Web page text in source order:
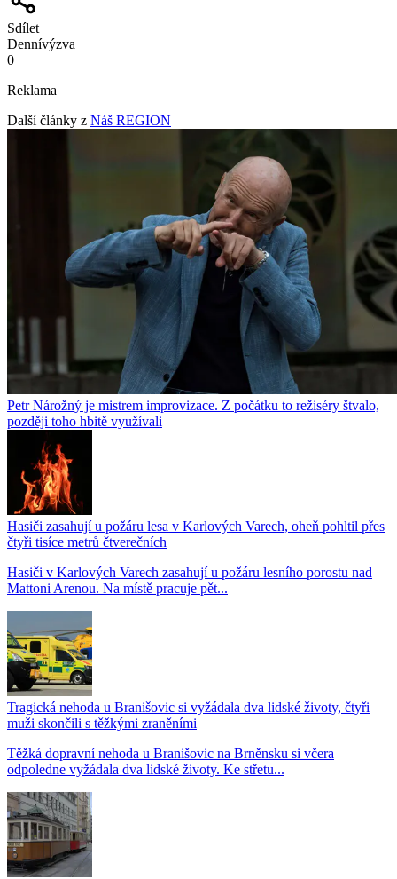
Sdílet
Dennívýzva
0
Reklama
Další články z Náš REGION
Petr Nárožný je mistrem improvizace. Z počátku to režiséry štvalo,
později toho hbitě využívali
Hasiči zasahují u požáru lesa v Karlových Varech, oheň pohltil přes
čtyři tisíce metrů čtverečních
Hasiči v Karlových Varech zasahují u požáru lesního porostu nad
Mattoni Arenou. Na místě pracuje pět...
Tragická nehoda u Branišovic si vyžádala dva lidské životy, čtyři
muži skončili s těžkými zraněními
Těžká dopravní nehoda u Branišovic na Brněnsku si včera
odpoledne vyžádala dva lidské životy. Ke střetu...